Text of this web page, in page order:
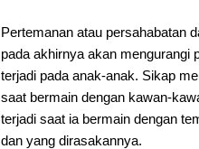
Pertemanan atau persahabatan
pada akhirnya akan mengurangi
terjadi pada anak-anak. Sikap
saat bermain dengan kawan-
terjadi saat ia bermain dengan
dan yang dirasakannya.